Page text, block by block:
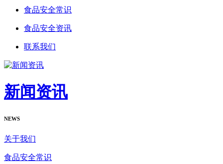
食品安全常识
食品安全资讯
联系我们
新闻资讯
NEWS
关于我们
食品安全常识